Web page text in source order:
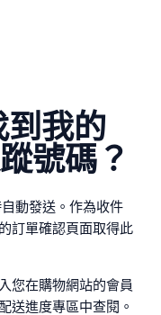
我的
號碼？
動發送。作為收件
訂單確認頁面取得此
您在購物網站的會員
送進度專區中查閱。